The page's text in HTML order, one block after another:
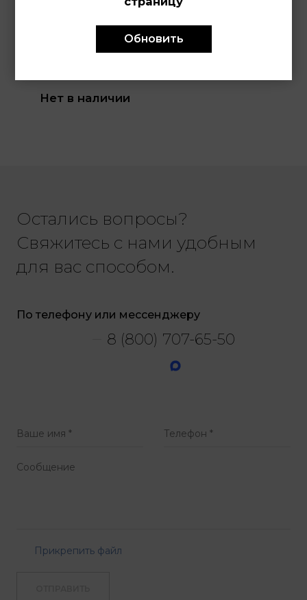
Женские часы в комплекте
с браслетом, кварцевый
Нет в наличии
Остались вопросы?
Свяжитесь с нами удобным
для вас способом.
По телефону или мессенджеру
8 (800) 707-65-50
Прикрепить файл
Обновить